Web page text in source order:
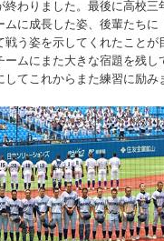
終わりました。最後に高校三
ムに成長した姿、後輩たちに
戦う姿を示してくれたことが
ームにまた大きな宿題を残し
てこれからまた練習に励み